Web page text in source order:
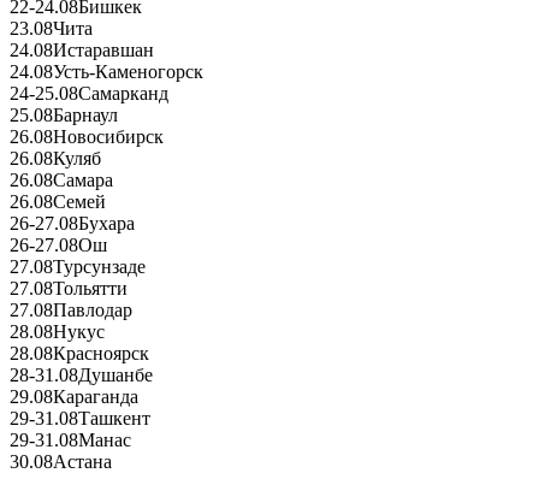
22-24.08Бишкек
23.08Чита
24.08Истаравшан
24.08Усть-Каменогорск
24-25.08Самарканд
25.08Барнаул
26.08Новосибирск
26.08Куляб
26.08Самара
26.08Семей
26-27.08Бухара
26-27.08Ош
27.08Турсунзаде
27.08Тольятти
27.08Павлодар
28.08Нукус
28.08Красноярск
28-31.08Душанбе
29.08Караганда
29-31.08Ташкент
29-31.08Манас
30.08Астана